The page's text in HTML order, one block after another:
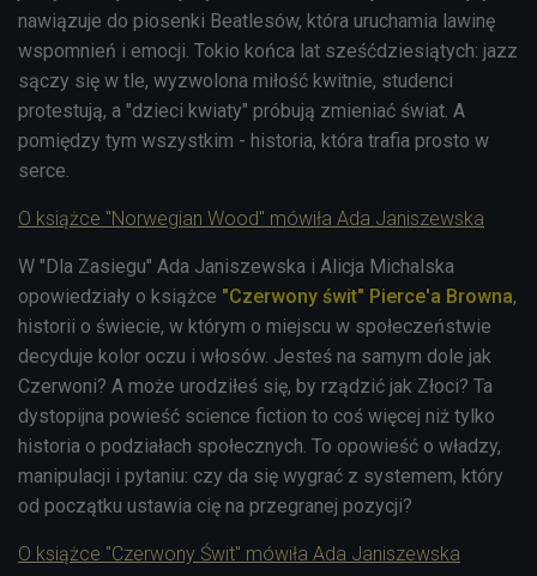
nawiązuje do piosenki Beatlesów, która uruchamia lawinę
wspomnień i emocji. Tokio końca lat sześćdziesiątych: jazz
sączy się w tle, wyzwolona miłość kwitnie, studenci
protestują, a "dzieci kwiaty" próbują zmieniać świat. A
pomiędzy tym wszystkim - historia, która trafia prosto w
serce.
O książce "Norwegian Wood" mówiła Ada Janiszewska
W "Dla Zasiegu" Ada Janiszewska i Alicja Michalska
opowiedziały o książce "Czerwony świt" Pierce'a Browna,
historii o świecie, w którym o miejscu w społeczeństwie
decyduje kolor oczu i włosów. Jesteś na samym dole jak
Czerwoni? A może urodziłeś się, by rządzić jak Złoci? Ta
dystopijna powieść science fiction to coś więcej niż tylko
historia o podziałach społecznych. To opowieść o władzy,
manipulacji i pytaniu: czy da się wygrać z systemem, który
od początku ustawia cię na przegranej pozycji?
O książce "Czerwony Świt" mówiła Ada Janiszewska